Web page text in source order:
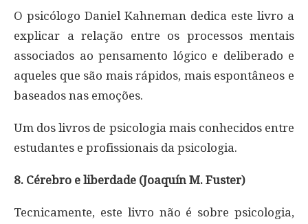
O psicólogo Daniel Kahneman dedica este livro a
explicar a relação entre os processos mentais
associados ao pensamento lógico e deliberado e
aqueles que são mais rápidos, mais espontâneos e
baseados nas emoções.
Um dos livros de psicologia mais conhecidos entre
estudantes e profissionais da psicologia.
8. Cérebro e liberdade (Joaquín M. Fuster)
Tecnicamente, este livro não é sobre psicologia,